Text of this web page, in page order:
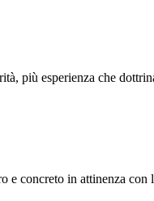
più esperienza che
e concreto in attinenza